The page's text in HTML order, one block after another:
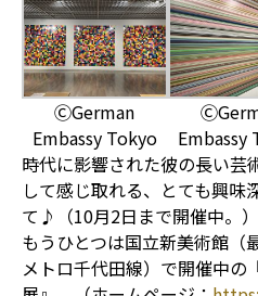
ⒸGerman
Embassy Tokyo
Embassy
時代に影響された彼の長い芸
して感じ取れる、とても興味
て♪（10月2日まで開催中。）
もうひとつは国立新美術館（
メトロ千代田線）で開催中の